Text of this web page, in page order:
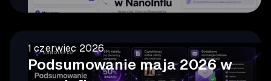
1 czerwiec 2026
Podsumowanie maja 2026 w